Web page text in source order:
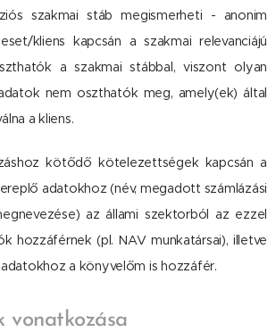
szakmai stáb megismerheti - anonim
kliens kapcsán a szakmai relevanciájú
a szakmai stábbal, viszont olyan
nem oszthatók meg, amely(ek) által
a kliens.
kötődő kötelezettségek kapcsán a
adatokhoz (név, megadott számlázási
az állami szektorból az ezzel
hozzáférnek (pl. NAV munkatársai), illetve
a könyvelőm is hozzáfér.
vonatkozása